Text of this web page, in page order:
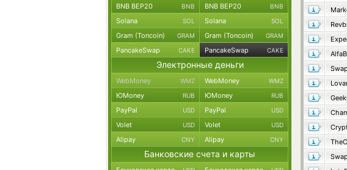
BNB BEP20 BNB BNB BEP20 BNB
Solana SOL Solana SOL
Gram (Toncoin) GRAM Gram (Toncoin) GRAM
PancakeSwap CAKE PancakeSwap CAKE
Электронные деньги
WebMoney WMZ WebMoney WMZ
ЮMoney RUB ЮMoney RUB
PayPal USD PayPal USD
Volet USD Volet USD
Alipay CNY Alipay CNY
Банковские счета и карты